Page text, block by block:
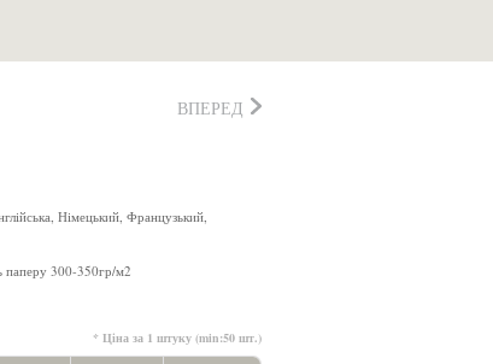
ВПЕРЕД
Німецький, Французький,
паперу 300-350гр/м2
* Ціна за 1 штуку (min:50 шт.)